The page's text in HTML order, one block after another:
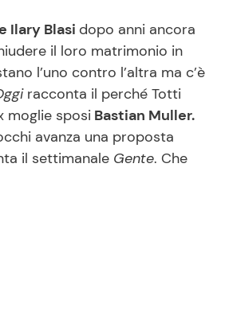
Le Ricette in TV
Primi Piatti
Ricette Facili e Veloci
Ilary Blasi dopo anni ancora
il loro matrimonio in
l’uno contro l’altra ma c’è
racconta il perché Totti
moglie sposi Bastian Muller.
avanza una proposta
il settimanale Gente. Che